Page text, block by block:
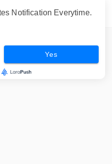
Notification Everytime.
Yes